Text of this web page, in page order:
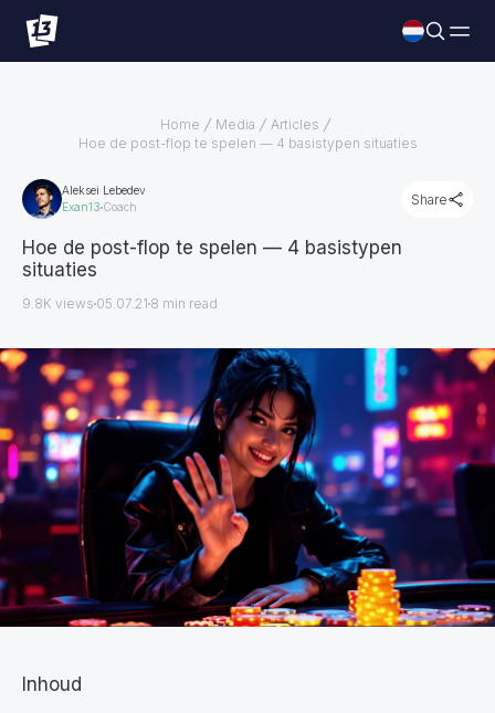
Home Media
Articles
Hoe de post-flop te spelen — 4 basistypen situaties
Aleksei Lebedev
Exan13 Coach Share
Hoe de post-flop te spelen — 4 basistypen
situaties
9.8K views 05.07.21 8 min read
Inhoud